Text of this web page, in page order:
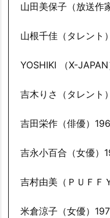
山田美保子（放送作
山根千佳（タレント
YOSHIKI （X-
吉木りさ（タレント
吉田栄作（俳優）
吉永小百合（女優）
吉村由美（ＰＵＦＦ
米倉涼子（女優）